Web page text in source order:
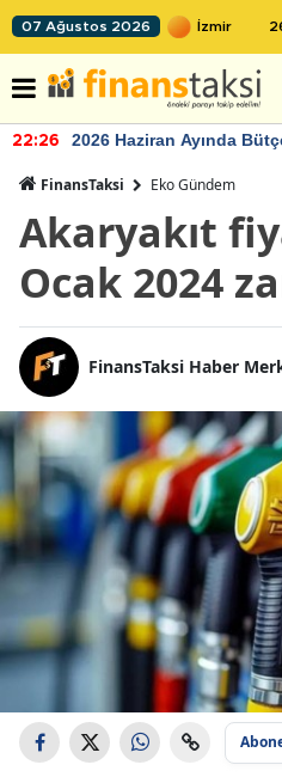
07 Ağustos 2026
22:26 2026 Haziran Ayında
FinansTaksi Eko Gündem
Akaryakıt
Ocak 2024
FinansTaksi Haber